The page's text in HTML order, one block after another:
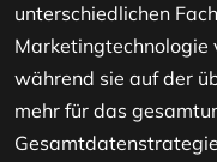
unterschiedlichen
Marketingtechnologie
während sie auf der
mehr für das